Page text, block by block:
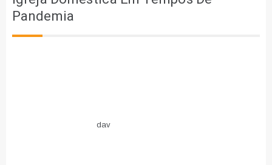
Pandemia
dav